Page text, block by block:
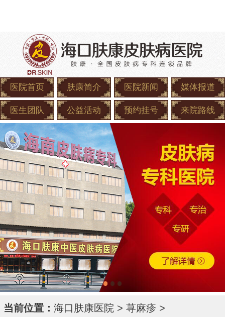
医院首页 肤康简介 医院新闻 媒体报道
医生团队 公益活动 预约挂号 来院路线
当前位置： 海口肤康医院 > 荨麻疹 >